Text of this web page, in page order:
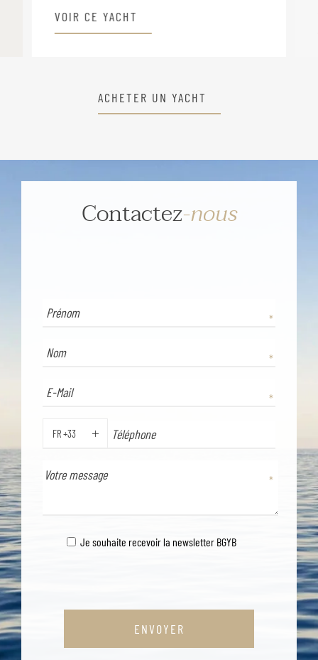
VOIR CE YACHT
ACHETER UN YACHT
Contactez-nous
FR +33
Je souhaite recevoir la newsletter BGYB
ENVOYER